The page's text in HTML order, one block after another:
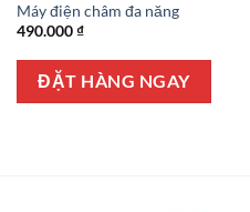
Máy điện châm đa năng
490.000₫
ĐẶT HÀNG NGAY